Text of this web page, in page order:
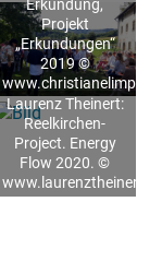
Erkundung,
Projekt
„Erkundungen“
2019 ©
Laurenz Theinert:
Reelkirchen-
Project. Energy
Flow 2020. ©